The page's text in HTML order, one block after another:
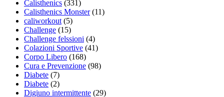
Calisthenics (331)
Calisthenics Monster(11)
caliworkout(5)
Challenge (15)
Challenge felssioni (4)
Colazioni Sportive (41)
Corpo Libero (168)
Cura e Prevenzione (98)
Diabete (7)
Diabete (2)
Digiuno intermittente (29)